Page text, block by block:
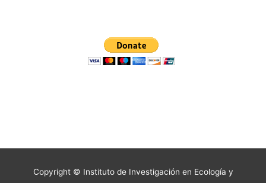
Copyright © Instituto de Investigación en Ecología y